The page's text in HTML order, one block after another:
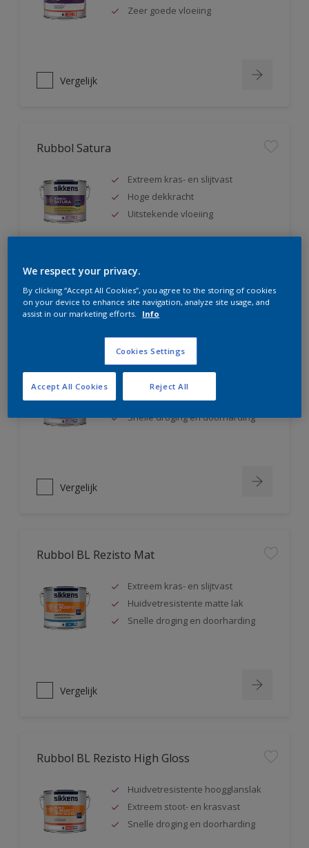
Zeer goede vloeiing
Vergelijk
Rubbol Satura
Extreem kras- en slijtvast
Hoge dekkracht
Uitstekende vloeiing
Rubbol BL Rezisto Satin
Extreem kras- en slijtvast
Huidvetresistente zijdeglanslak
Snelle droging en doorharding
Vergelijk
Rubbol BL Rezisto Mat
Extreem kras- en slijtvast
Huidvetresistente matte lak
Snelle droging en doorharding
Vergelijk
Rubbol BL Rezisto High Gloss
Huidvetresistente hoogglanslak
Extreem stoot- en krasvast
Snelle droging en doorharding
We respect your privacy.
By clicking “Accept All Cookies”, you agree to the storing of cookies
on your device to enhance site navigation, analyze site usage, and
assist in our marketing efforts.
Info
Cookies Settings
Reject All
Accept All Cookies